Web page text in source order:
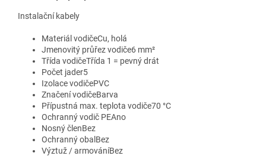
Instalační kabely
Materiál vodičeCu, holá
Jmenovitý průřez vodiče6 mm²
Třída vodičeTřída 1 = pevný drát
Počet jader5
Izolace vodičePVC
Značení vodičeBarva
Přípustná max. teplota vodiče70 °C
Ochranný vodič PEAno
Nosný členBez
Ochranný obalBez
Výztuž / armováníBez